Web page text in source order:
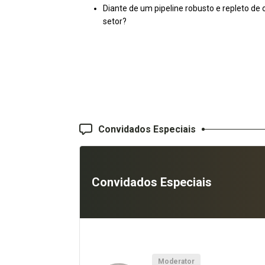
Diante de um pipeline robusto e repleto
setor?
Convidados Especiais
Convidados Especiais
Moderator